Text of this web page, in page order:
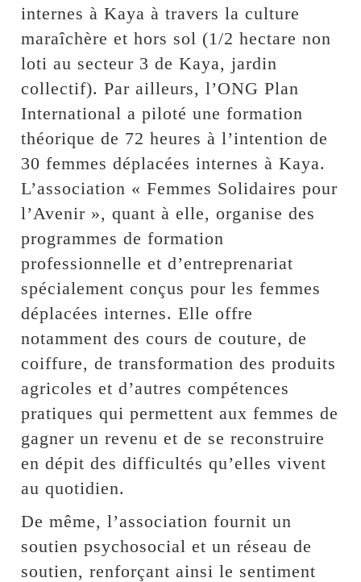
internes à Kaya à travers la culture
maraîchère et hors sol (1/2 hectare non
loti au secteur 3 de Kaya, jardin
collectif). Par ailleurs, l’ONG Plan
International a piloté une formation
théorique de 72 heures à l’intention de
30 femmes déplacées internes à Kaya.
L’association « Femmes Solidaires pour
l’Avenir », quant à elle, organise des
programmes de formation
professionnelle et d’entreprenariat
spécialement conçus pour les femmes
déplacées internes. Elle offre
notamment des cours de couture, de
coiffure, de transformation des produits
agricoles et d’autres compétences
pratiques qui permettent aux femmes de
gagner un revenu et de se reconstruire
en dépit des difficultés qu’elles vivent
au quotidien.
De même, l’association fournit un
soutien psychosocial et un réseau de
soutien, renforçant ainsi le sentiment